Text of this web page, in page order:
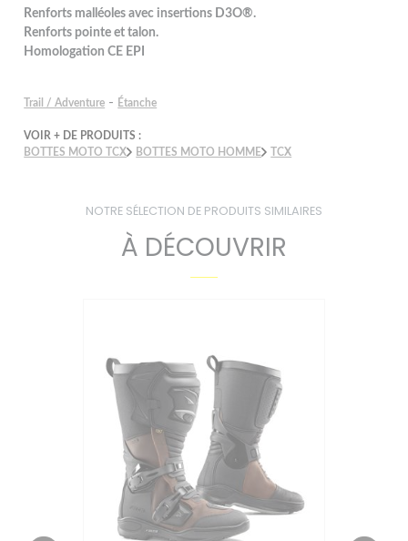
Renforts malléoles avec insertions D3O®.
Renforts pointe et talon.
Homologation CE EPI
Trail / Adventure - Étanche
VOIR + DE PRODUITS :
BOTTES MOTO TCX
BOTTES MOTO HOMME TCX
NOTRE SÉLECTION DE PRODUITS SIMILAIRES
À DÉCOUVRIR